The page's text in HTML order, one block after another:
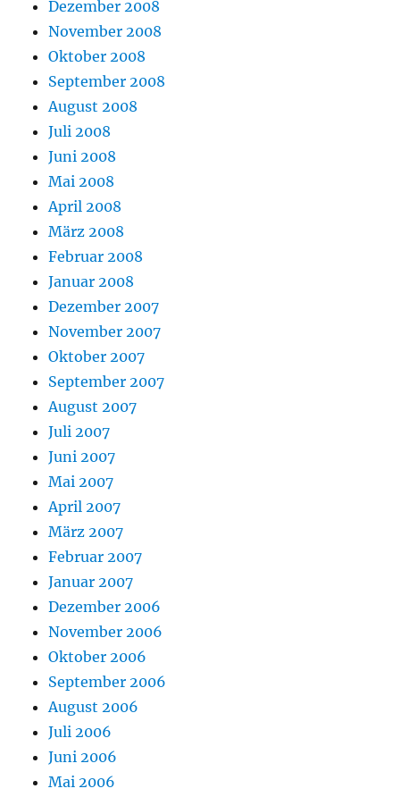
Dezember 2008
November 2008
Oktober 2008
September 2008
August 2008
Juli 2008
Juni 2008
Mai 2008
April 2008
März 2008
Februar 2008
Januar 2008
Dezember 2007
November 2007
Oktober 2007
September 2007
August 2007
Juli 2007
Juni 2007
Mai 2007
April 2007
März 2007
Februar 2007
Januar 2007
Dezember 2006
November 2006
Oktober 2006
September 2006
August 2006
Juli 2006
Juni 2006
Mai 2006